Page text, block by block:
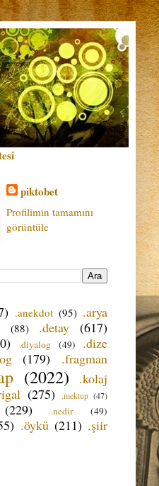
piktobet
Profilimin tamamını
görüntüle
.anekdot (95) .arya
(88) .detay
(617)
.diyalog (49)
.dize
(179)
.fragman
(2022)
.kolaj
(275) .mektup (47)
(229) .nedir (49)
.öykü (211) .şiir